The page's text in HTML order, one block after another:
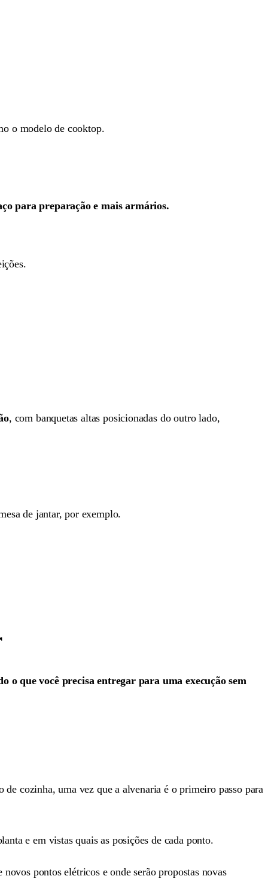
o modelo de cooktop.
para preparação e mais armários.
, com banquetas altas posicionadas do outro lado,
de jantar, por exemplo.
o que você precisa entregar para uma execução sem
cozinha, uma vez que a alvenaria é o primeiro passo para
e em vistas quais as posições de cada ponto.
pontos elétricos e onde serão propostas novas